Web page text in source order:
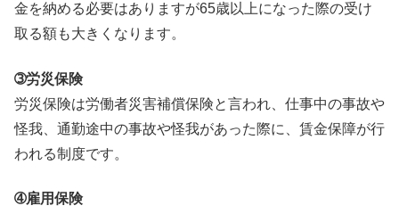
金を納める必要はありますが65歳以上になった際の受け
取る額も大きくなります。
➂労災保険
労災保険は労働者災害補償保険と言われ、仕事中の事故や
怪我、通勤途中の事故や怪我があった際に、賃金保障が行
われる制度です。
➃雇用保険